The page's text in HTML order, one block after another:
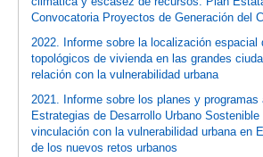
Convocatoria Proyectos de Generación del
2022. Informe sobre la localización espacial
topológicos de vivienda en las grandes
relación con la vulnerabilidad urbana
2021. Informe sobre los planes y
Estrategias de Desarrollo Urbano
vinculación con la vulnerabilidad urbana en
de los nuevos retos urbanos